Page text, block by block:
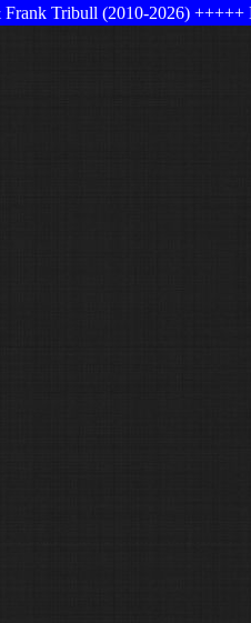
2026) +++++ Letzte